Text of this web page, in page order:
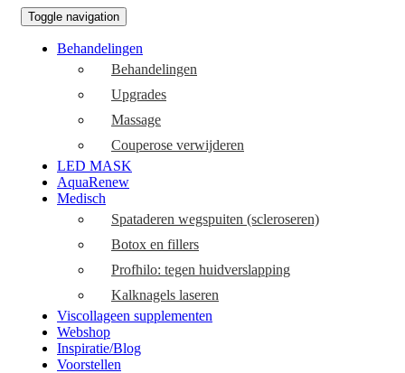
Toggle navigation
Behandelingen
Behandelingen
Upgrades
Massage
Couperose verwijderen
LED MASK
AquaRenew
Medisch
Spataderen wegspuiten (scleroseren)
Botox en fillers
Profhilo: tegen huidverslapping
Kalknagels laseren
Viscollageen supplementen
Webshop
Inspiratie/Blog
Voorstellen